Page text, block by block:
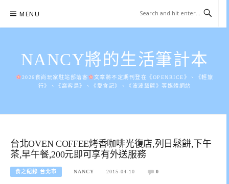
content
MENU
NANCY將的生活筆計本
2026食尚玩家駐站部落客
文章將不定期刊登在《OPENRICE》、《輕旅
行》、《窩客島》、《愛食記》、《波波黛麗》等媒體網站
台北OVEN COFFEE烤香咖啡光復店,列日鬆餅,下午
茶,早午餐,200元即可享有外送服務
食之紀錄-台北市 NANCY 2015-04-10 0